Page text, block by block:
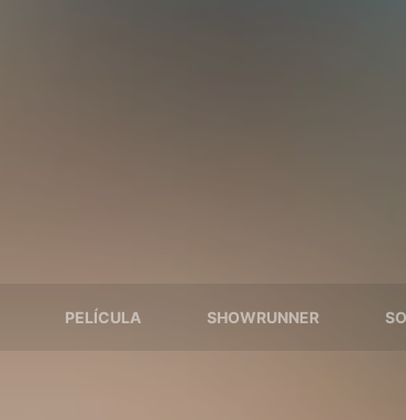
PELÍCULA SHOWRUNNER